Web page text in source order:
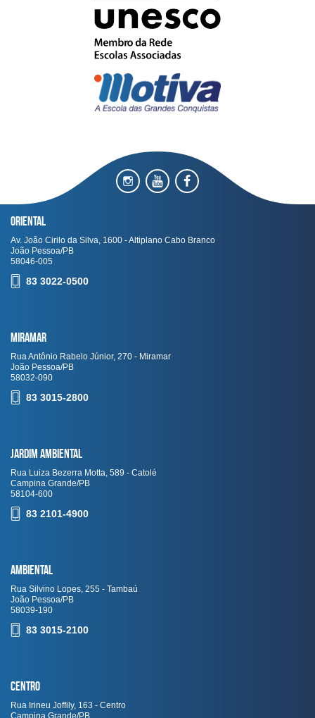
Oriental
Av. João Cirilo da Silva, 1600 - Altiplano Cabo Branco
João Pessoa/PB
58046-005
83 3022-0500
Miramar
Rua Antônio Rabelo Júnior, 270 - Miramar
João Pessoa/PB
58032-090
83 3015-2800
Jardim Ambiental
Rua Luiza Bezerra Motta, 589 - Catolé
Campina Grande/PB
58104-600
83 2101-4900
Ambiental
Rua Silvino Lopes, 255 - Tambaú
João Pessoa/PB
58039-190
83 3015-2100
Centro
Rua Irineu Joffily, 163 - Centro
Campina Grande/PB